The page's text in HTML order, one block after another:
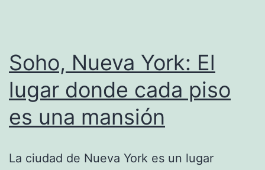
sido
premiado
Soho, Nueva York: El
lugar donde cada piso
es una mansión
La ciudad de Nueva York es un lugar